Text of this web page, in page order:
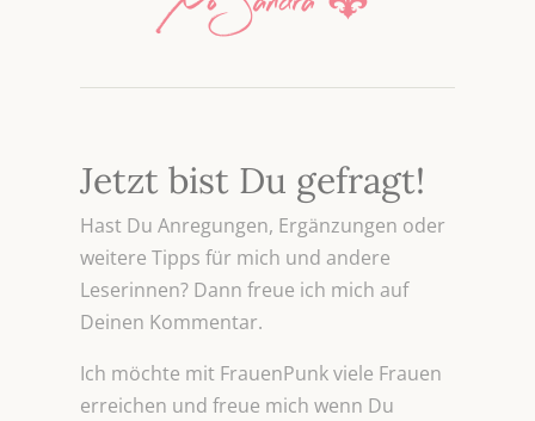
Jetzt bist Du gefragt!
Hast Du Anregungen, Ergänzungen oder
weitere Tipps für mich und andere
Leserinnen? Dann freue ich mich auf
Deinen Kommentar.
Ich möchte mit FrauenPunk viele Frauen
erreichen und freue mich wenn Du